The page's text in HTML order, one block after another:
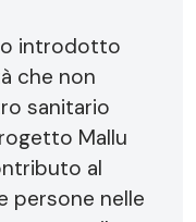
introdotto
che non
sanitario
Mallu
al
persone nelle